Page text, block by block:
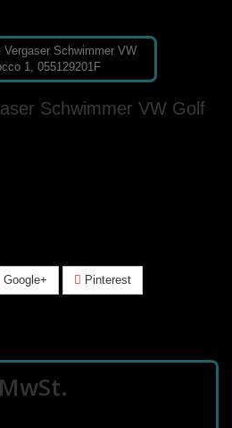
Schwimmer VW Golf
Google+ Pinterest